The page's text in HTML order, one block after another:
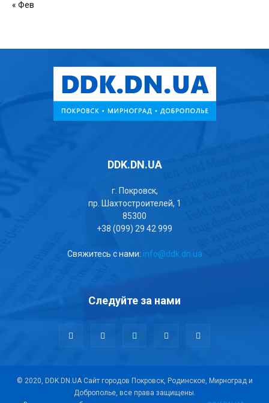
« Фев
DDK.DN.UA
г. Покровск,
пр. Шахтостроителей, 1
85300
+38 (099) 29 42 999
Свяжитесь с нами: info@ddk.dn.ua
Следуйте за нами
© 2020, DDK.DN.UA Сайт городов Покровск, Родинское, Мирноград и
Доброполье, все права защищены.